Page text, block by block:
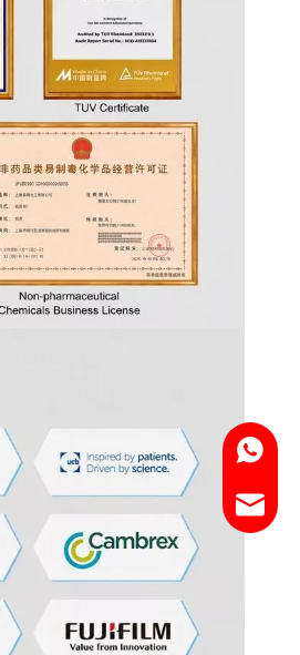
Email